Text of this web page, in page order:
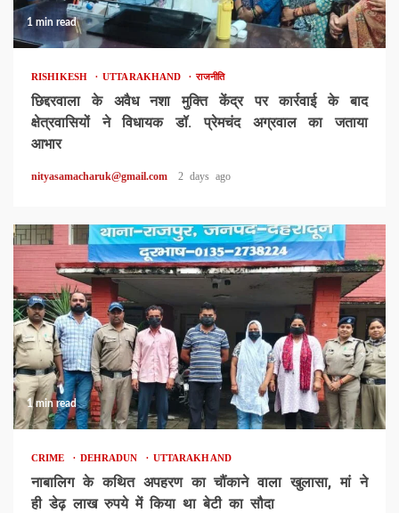
1 min read
RISHIKESH UTTARAKHAND राजनीति
छिद्दरवाला के अवैध नशा मुक्ति केंद्र पर कार्रवाई के बाद
क्षेत्रवासियों ने विधायक डॉ. प्रेमचंद अग्रवाल का जताया
आभार
nityasamacharuk@gmail.com 2 days ago
1 min read
CRIME DEHRADUN UTTARAKHAND
नाबालिग के कथित अपहरण का चौंकाने वाला खुलासा, मां ने
ही डेढ़ लाख रुपये में किया था बेटी का सौदा